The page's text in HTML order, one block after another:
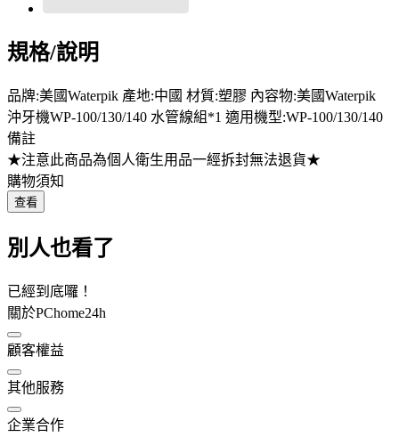
規格/說明
品牌:美國Waterpik 產地:中國 材質:塑膠 內容物:美國Waterpik
沖牙機WP-100/130/140 水管線組*1 適用機型:WP-100/130/140
備註
★注意此商品為個人衛生用品一經拆封無法退貨★
購物須知
查看
別人也看了
已經到底囉！
關於PChome24h
顧客權益
其他服務
企業合作